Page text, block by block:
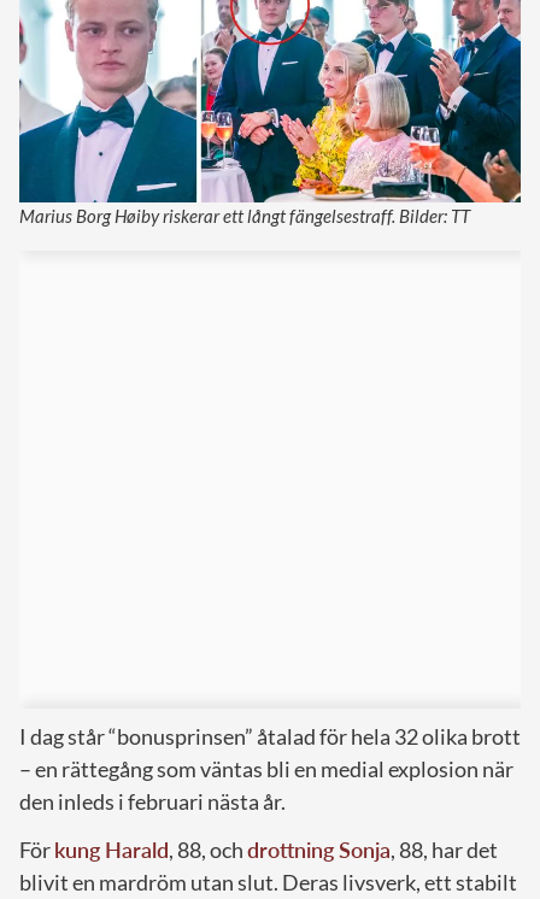
Marius Borg Høiby riskerar ett långt fängelsestraff. Bilder: TT
I dag står “bonusprinsen” åtalad för hela 32 olika brott
– en rättegång som väntas bli en medial explosion när
den inleds i februari nästa år.
Förkung Harald, 88, ochdrottning Sonja, 88, har det
blivit en mardröm utan slut. Deras livsverk, ett stabilt